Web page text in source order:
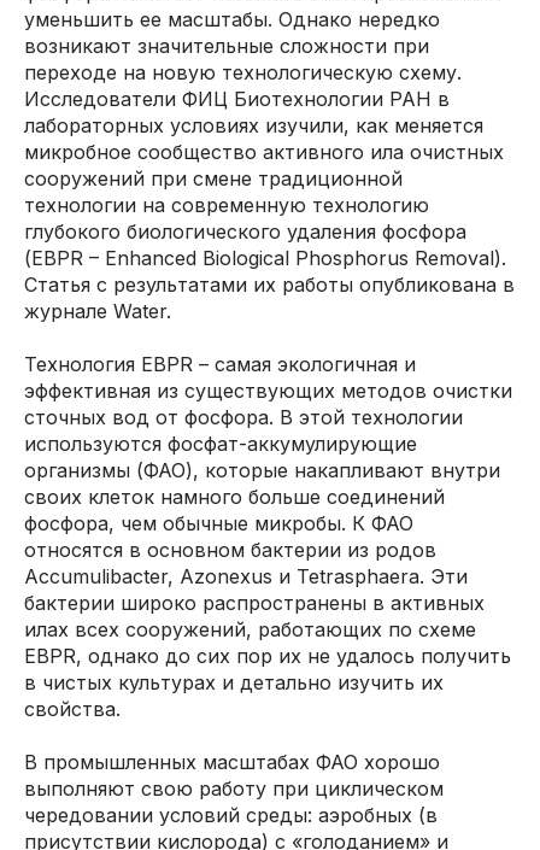
уменьшить ее масштабы. Однако нередко
возникают значительные сложности при
переходе на новую технологическую схему.
Исследователи ФИЦ Биотехнологии РАН в
лабораторных условиях изучили, как меняется
микробное сообщество активного ила очистных
сооружений при смене традиционной
технологии на современную технологию
глубокого биологического удаления фосфора
(EBPR – Enhanced Biological Phosphorus Removal).
Статья с результатами их работы опубликована в
журнале Water.
Технология EBPR – самая экологичная и
эффективная из существующих методов очистки
сточных вод от фосфора. В этой технологии
используются фосфат-аккумулирующие
организмы (ФАО), которые накапливают внутри
своих клеток намного больше соединений
фосфора, чем обычные микробы. К ФАО
относятся в основном бактерии из родов
Accumulibacter, Azonexus и Tetrasphaera. Эти
бактерии широко распространены в активных
илах всех сооружений, работающих по схеме
EBPR, однако до сих пор их не удалось получить
в чистых культурах и детально изучить их
свойства.
В промышленных масштабах ФАО хорошо
выполняют свою работу при циклическом
чередовании условий среды: аэробных (в
присутствии кислорода) с «голоданием» и